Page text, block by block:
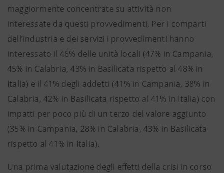
maggiormente concentrate su attività non
interessate da questi provvedimenti. Per i comparti
dell’industria e dei servizi i provvedimenti hanno
interessato il 46% delle unità locali (47% in Campania,
45% in Calabria, 43% in Basilicata rispetto al 48% in
Italia) e il 41% degli addetti (41% in Campania, 38% in
Calabria, 42% in Basilicata rispetto al 41% in Italia) con
impatti per poco più di un terzo del valore aggiunto
(35% in Campania, 28% in Calabria, 43% in Basilicata
rispetto al 41% in Italia).
Una prima valutazione degli effetti della crisi in corso